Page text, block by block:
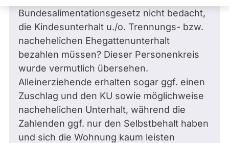
Über uns
Bundesalimentationsgesetz nicht bedacht,
die Kindesunterhalt u./o. Trennungs- bzw.
nachehelichen Ehegattenunterhalt
bezahlen müssen? Dieser Personenkreis
wurde vermutlich übersehen.
Alleinerziehende erhalten sogar ggf. einen
Zuschlag und den KU sowie möglichweise
nachehelichen Unterhalt, während die
Zahlenden ggf. nur den Selbstbehalt haben
und sich die Wohnung kaum leisten